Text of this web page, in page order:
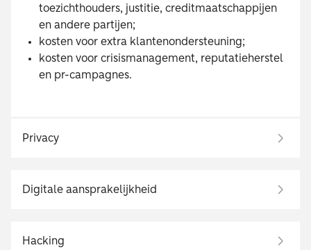
toezichthouders, justitie, creditmaatschappijen
en andere partijen;
kosten voor extra klantenondersteuning;
kosten voor crisismanagement, reputatieherstel
en pr-campagnes.
Privacy
Digitale aansprakelijkheid
Hacking